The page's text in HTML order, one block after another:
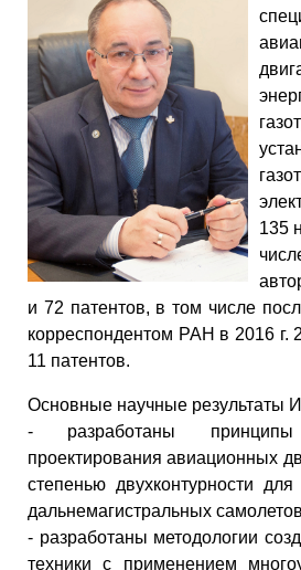
135
и 72 патентов, в том числе
корреспондентом РАН в 2016 г.
11 патентов.
Основные научные результаты
- разработаны принципы
проектирования авиационных
степенью двухконтурности
дальнемагистральных
- разработаны методологии
техники с применением